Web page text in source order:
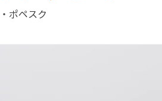
ポペスク